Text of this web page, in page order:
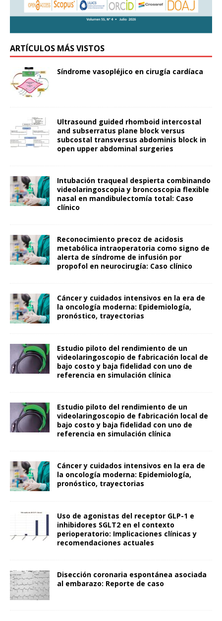
ARTÍCULOS MÁS VISTOS
Síndrome vasopléjico en cirugía cardíaca
Ultrasound guided rhomboid intercostal
and subserratus plane block versus
subcostal transversus abdominis block in
open upper abdominal surgeries
Intubación traqueal despierta combinando
videolaringoscopia y broncoscopia flexible
nasal en mandibulectomía total: Caso
clínico
Reconocimiento precoz de acidosis
metabólica intraoperatoria como signo de
alerta de síndrome de infusión por
propofol en neurocirugía: Caso clínico
Cáncer y cuidados intensivos en la era de
la oncología moderna: Epidemiología,
pronóstico, trayectorias
Estudio piloto del rendimiento de un
videolaringoscopio de fabricación local de
bajo costo y baja fidelidad con uno de
referencia en simulación clínica
Estudio piloto del rendimiento de un
videolaringoscopio de fabricación local de
bajo costo y baja fidelidad con uno de
referencia en simulación clínica
Cáncer y cuidados intensivos en la era de
la oncología moderna: Epidemiología,
pronóstico, trayectorias
Uso de agonistas del receptor GLP-1 e
inhibidores SGLT2 en el contexto
perioperatorio: Implicaciones clínicas y
recomendaciones actuales
Disección coronaria espontánea asociada
al embarazo: Reporte de caso